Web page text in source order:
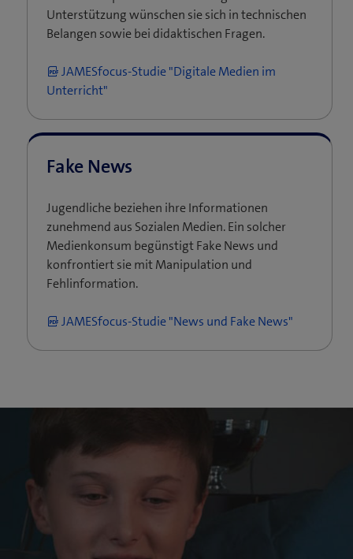
Unterstützung wünschen sie sich in technischen
Belangen sowie bei didaktischen Fragen.
JAMESfocus-Studie "Digitale Medien im
Unterricht"
Fake News
Jugendliche beziehen ihre Informationen
zunehmend aus Sozialen Medien. Ein solcher
Medienkonsum begünstigt Fake News und
konfrontiert sie mit Manipulation und
Fehlinformation.
JAMESfocus-Studie "News und Fake News"